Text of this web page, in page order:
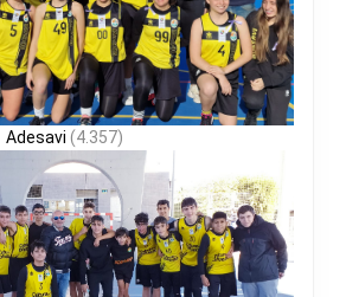
Adesavi (4.357)